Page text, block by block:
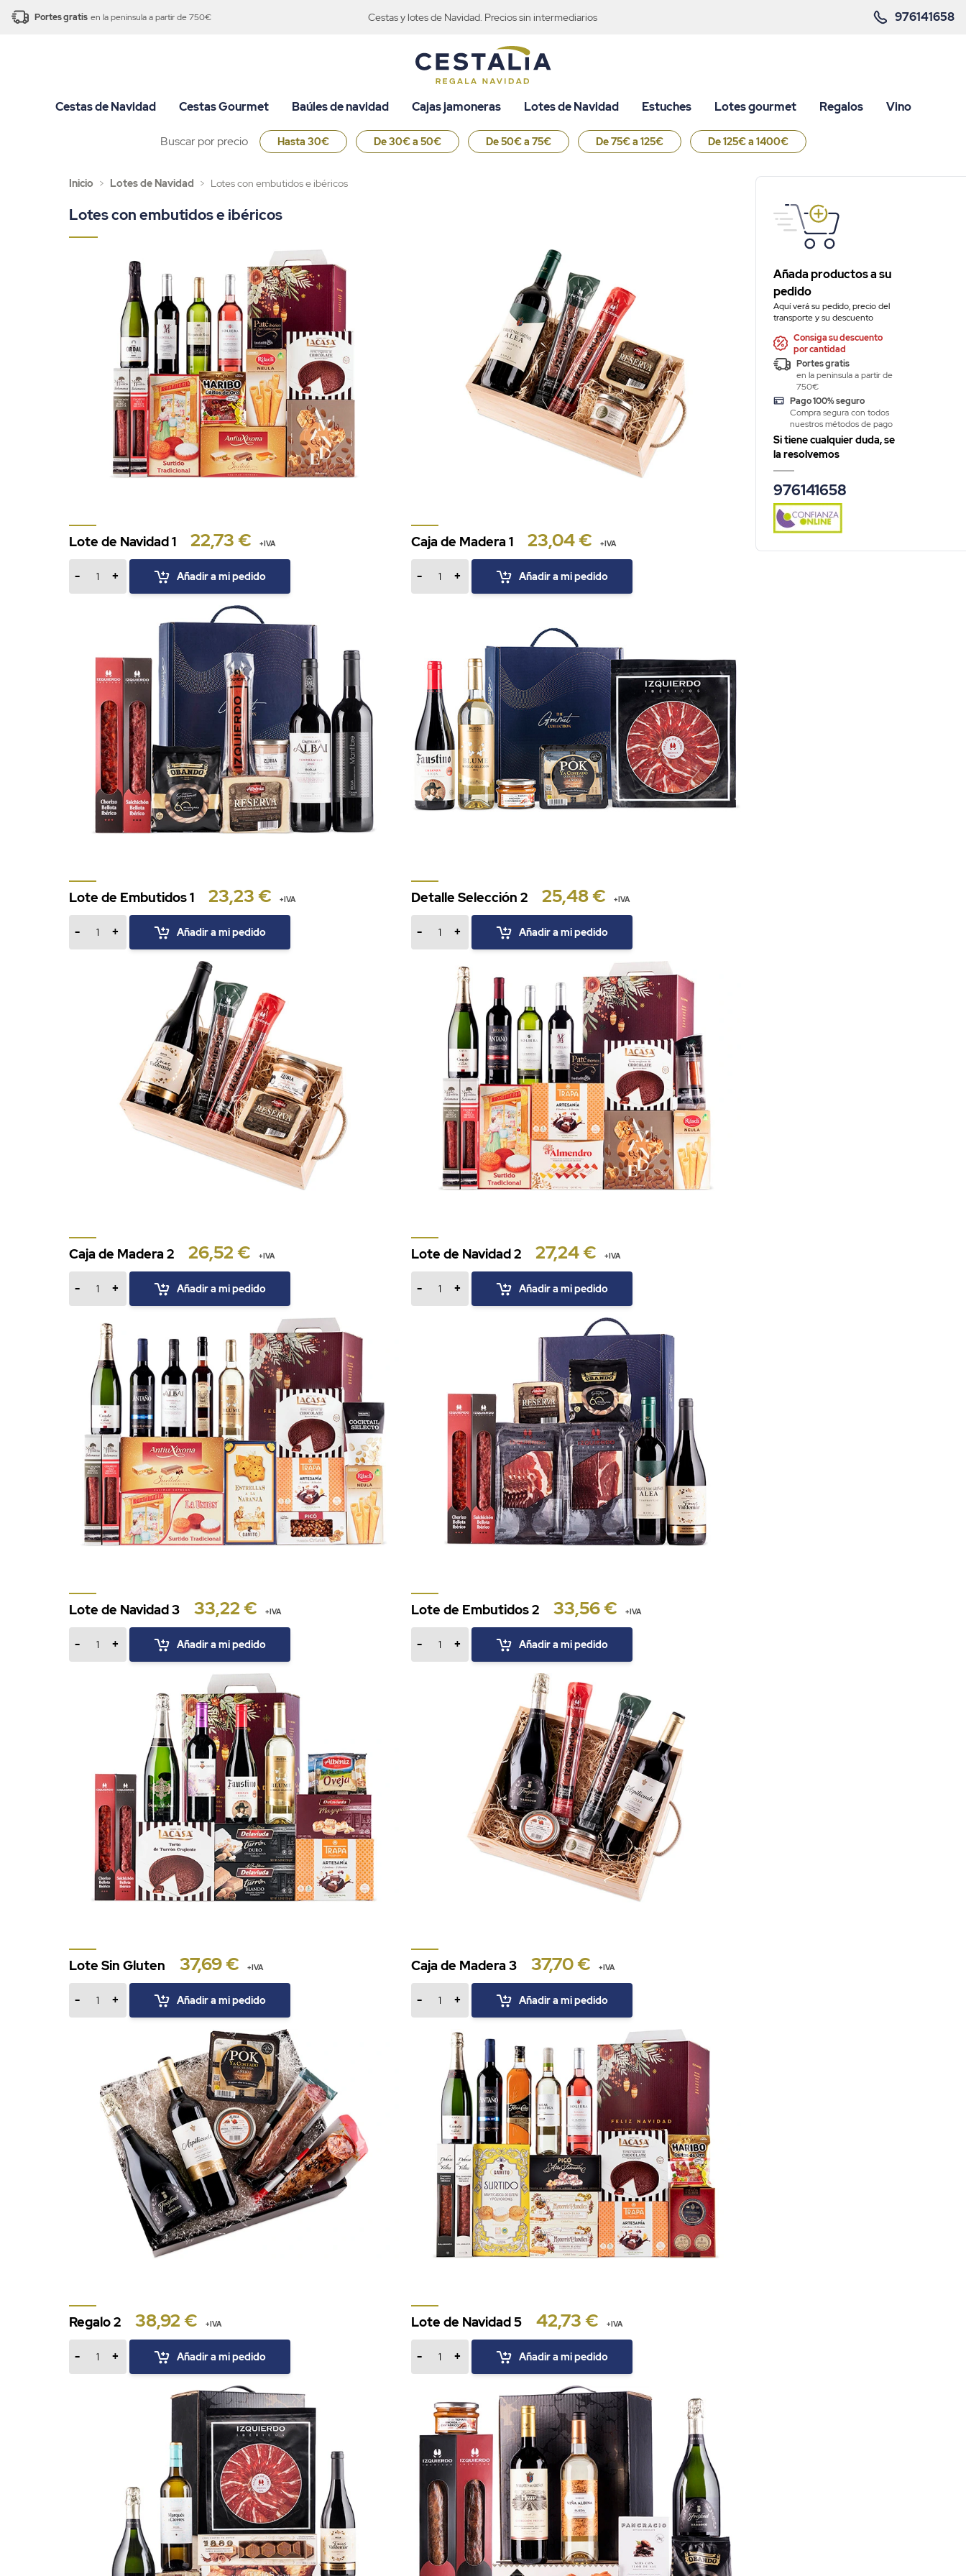
Portes gratis en la peninsula a partir de 750€ Cestas y lotes de Navidad. Precios sin intermediarios 976141658
Cestas de Navidad Cestas Gourmet Baúles de navidad Cajas jamoneras Lotes de Navidad Estuches Lotes gourmet Regalos Vino
Buscar por precio Hasta 30€ De 30€ a 50€ De 50€ a 75€ De 75€ a 125€ De 125€ a 1400€
Añada productos a su
pedido
Aquí verá su pedido, precio del
transporte y su descuento
Consiga su descuento
por cantidad
Portes gratis
en la peninsula a partir de
750€
Pago 100% seguro
Compra segura con todos
nuestros métodos de pago
Si tiene cualquier duda, se
la resolvemos
976141658
Inicio > Lotes de Navidad > Lotes con embutidos e ibéricos
Lotes con embutidos e ibéricos
Lote de Navidad 1 22,73 € +IVA
- + Añadir a mi pedido
Caja de Madera 1 23,04 € +IVA
- + Añadir a mi pedido
Lote de Embutidos 1 23,23 € +IVA
- + Añadir a mi pedido
Detalle Selección 2 25,48 € +IVA
- + Añadir a mi pedido
Caja de Madera 2 26,52 € +IVA
- + Añadir a mi pedido
Lote de Navidad 2 27,24 € +IVA
- + Añadir a mi pedido
Lote de Navidad 3 33,22 € +IVA
- + Añadir a mi pedido
Lote de Embutidos 2 33,56 € +IVA
- + Añadir a mi pedido
Lote Sin Gluten 37,69 € +IVA
- + Añadir a mi pedido
Caja de Madera 3 37,70 € +IVA
- + Añadir a mi pedido
Regalo 2 38,92 € +IVA
- + Añadir a mi pedido
Lote de Navidad 5 42,73 € +IVA
- + Añadir a mi pedido